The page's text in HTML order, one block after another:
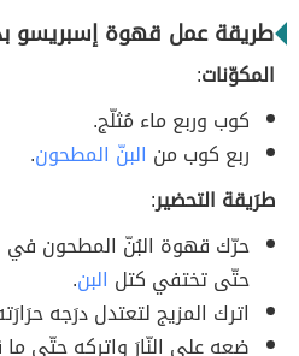
طريقة عمل قهوة إسبريسو
المكوّنات:
كوب وربع ماء مُثلّج.
ربع كوب من البنّ المطحون.
طرَيقة التحضير:
حرّك قهوة البُنّ المطحون في
حتّى تختفي كتل البن.
اترك المزيج لتعتدل درَجه حرَارَته من 5 الى
ضعه على النّارَ واتركه حتّى